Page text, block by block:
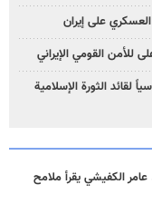
على إيران
القومي الإيراني
لقائد الثورة الإسلامية
الكفيشي يقرأ ملامح